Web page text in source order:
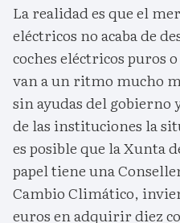
La realidad es que el
eléctricos no acaba de
coches eléctricos puros
van a un ritmo mucho
sin ayudas del gobierno
de las instituciones la
es posible que la Xunta
papel tiene una
Cambio Climático,
euros en adquirir diez